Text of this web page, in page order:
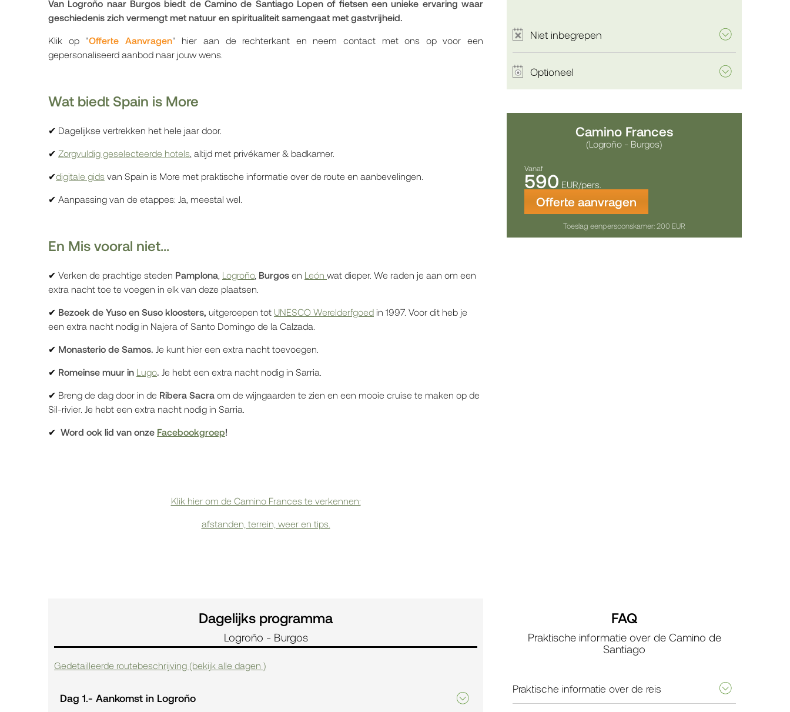
Van Logroño naar Burgos biedt de Camino de Santiago Lopen of fietsen een unieke ervaring waar
geschiedenis zich vermengt met natuur en spiritualiteit samengaat met gastvrijheid.
Klik op "Offerte Aanvragen" hier aan de rechterkant en neem contact met ons op voor een
gepersonaliseerd aanbod naar jouw wens.
Wat biedt Spain is More
✔ Dagelijkse vertrekken het hele jaar door.
✔ Zorgvuldig geselecteerde hotels , altijd met privékamer & badkamer.
✔digitale gids van Spain is More met praktische informatie over de route en aanbevelingen.
✔ Aanpassing van de etappes: Ja, meestal wel.
En Mis vooral niet...
✔ Verken de prachtige steden Pamplona Logroño, Burgos en León wat dieper. We raden je aan om een
extra nacht toe te voegen in elk van deze plaatsen.
✔ Bezoek de Yuso en Suso kloosters, uitgeroepen tot UNESCO Werelderfgoed in 1997. Voor dit heb je
een extra nacht nodig in Najera of Santo Domingo de la Calzada.
✔ Monasterio de Samos. Je kunt hier een extra nacht toevoegen.
✔ Romeinse muur in Lugo. Je hebt een extra nacht nodig in Sarria.
✔ Breng de dag door in de Ribera Sacra om de wijngaarden te zien en een mooie cruise te maken op de
Sil-rivier. Je hebt een extra nacht nodig in Sarria.
✔ Word ook lid van onze Facebookgroep!
Klik hier om de Camino Frances te verkennen:
afstanden, terrein, weer en tips.
Niet inbegrepen
Optioneel
Camino Frances
(Logroño - Burgos)
Vanaf
590 EUR/pers.
Offerte aanvragen
Toeslag eenpersoonskamer: 200 EUR
Dagelijks programma
Logroño - Burgos
Gedetailleerde routebeschrijving (bekijk alle dagen )
Dag 1.- Aankomst in Logroño
FAQ
Praktische informatie over de Camino de
Santiago
Praktische informatie over de reis